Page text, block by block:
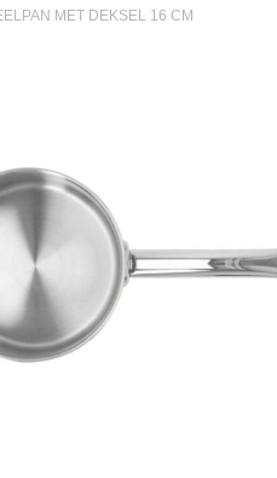
MET DEKSEL 16 CM